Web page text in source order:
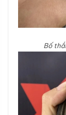
Bố